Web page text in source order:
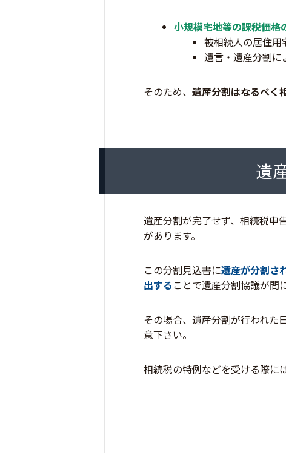
小規模宅地等の課税価格
被相続人の居住
遺言・遺産分割に
そのため、 遺産分割はなるべく
遺
遺産分割が完了せず、相続税申
があります。
この分割見込書に遺産が分割さ
出することで遺産分割協議が間
その場合、遺産分割が行われた
意下さい。
相続税の特例などを受ける際に